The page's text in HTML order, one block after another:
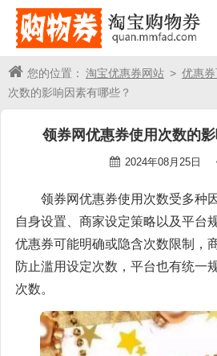
您的位置： 淘宝优惠券网站 > 优惠
次数的影响因素有哪些？
领券网优惠券使用次数的
2024年08月25日
领券网优惠券使用次数受多种
自身设置、商家设定策略以及平台
优惠券可能明确或隐含次数限制，
防止滥用设定次数，平台也有统一
次数。